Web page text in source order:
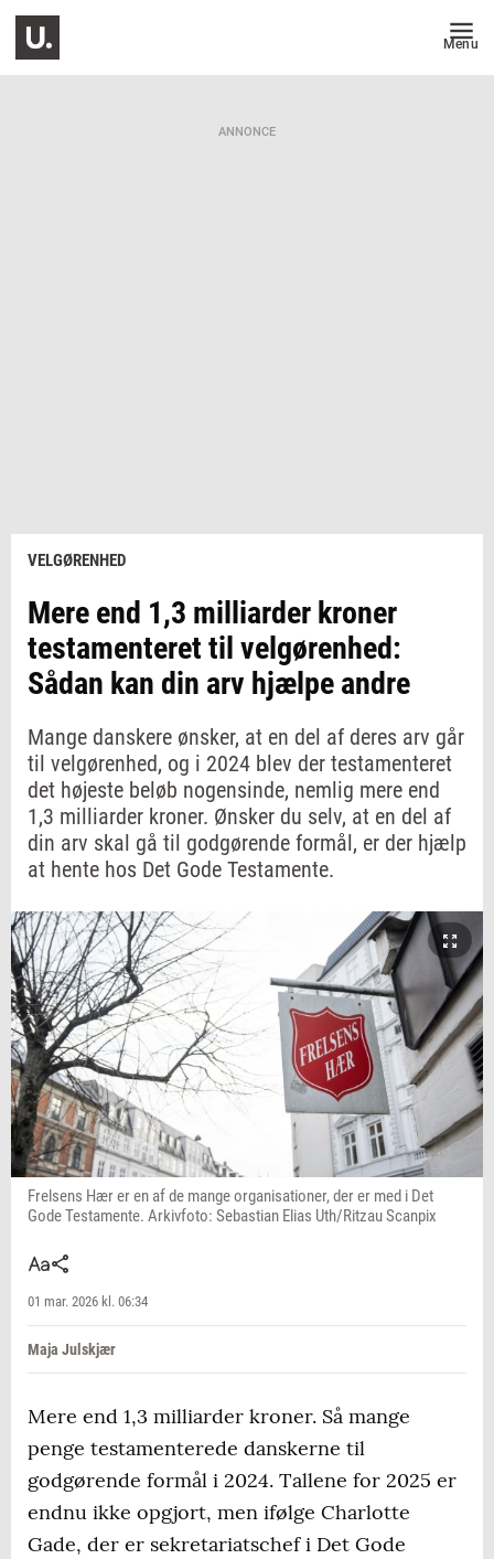
Menu
ANNONCE
VELGØRENHED
Mere end 1,3 milliarder kroner
testamenteret til velgørenhed:
Sådan kan din arv hjælpe andre
Mange danskere ønsker, at en del af deres arv går
til velgørenhed, og i 2024 blev der testamenteret
det højeste beløb nogensinde, nemlig mere end
1,3 milliarder kroner. Ønsker du selv, at en del af
din arv skal gå til godgørende formål, er der hjælp
at hente hos Det Gode Testamente.
Frelsens Hær er en af de mange organisationer, der er med i Det
Gode Testamente. Arkivfoto: Sebastian Elias Uth/Ritzau Scanpix
01 mar. 2026 kl. 06:34
Maja Julskjær
Mere end 1,3 milliarder kroner. Så mange
penge testamenterede danskerne til
godgørende formål i 2024. Tallene for 2025 er
endnu ikke opgjort, men ifølge Charlotte
Gade, der er sekretariatschef i Det Gode